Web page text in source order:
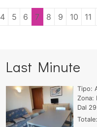
4 5 6 7 8 9 10 11
Last Minute
Tipo:
Zona:
Dal 29